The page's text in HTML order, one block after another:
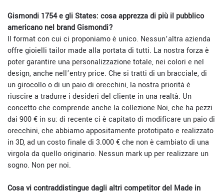
Gismondi 1754 e gli States: cosa apprezza di più il pubblico
americano nel brand Gismondi?
Il format con cui ci proponiamo è unico. Nessun’altra azienda
offre gioielli tailor made alla portata di tutti. La nostra forza è
poter garantire una personalizzazione totale, nei colori e nel
design, anche nell’entry price. Che si tratti di un bracciale, di
un girocollo o di un paio di orecchini, la nostra priorità è
riuscire a tradurre i desideri del cliente in una realtà. Un
concetto che comprende anche la collezione Noi, che ha pezzi
dai 900 € in su: di recente ci è capitato di modificare un paio di
orecchini, che abbiamo appositamente prototipato e realizzato
in 3D, ad un costo finale di 3.000 € che non è cambiato di una
virgola da quello originario. Nessun mark up per realizzare un
sogno. Non per noi.
Cosa vi contraddistingue dagli altri competitor del Made in